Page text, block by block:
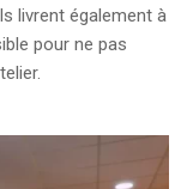
livrent également à
pour ne pas